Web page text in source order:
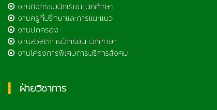
งานกิจกรรมนักเรียน นักศึกษา
งานครูที่ปรึกษาและการแนะแนว
งานปกครอง
งานสวัสดิการนักเรียน นักศึกษา
งานโครงการพิเศษการบริการสังคม
ฝ่ายวิชาการ